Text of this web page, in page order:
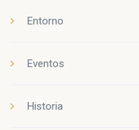
Entorno
Eventos
Historia